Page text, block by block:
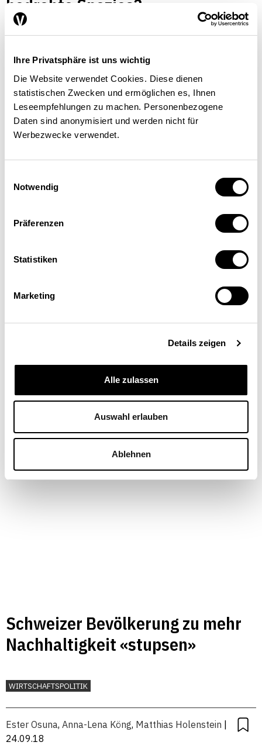
Ihre Privatsphäre ist uns wichtig
Die Website verwendet Cookies. Diese dienen
statistischen Zwecken und ermöglichen es, Ihnen
Leseempfehlungen zu machen. Personenbezogene
Daten sind anonymisiert und werden nicht für
Werbezwecke verwendet.
Notwendig
Präferenzen
Statistiken
Marketing
Details zeigen
Alle zulassen
Auswahl erlauben
Ablehnen
bedrohte Spezies?
Heinz D. Kurz | 24.09.18
Verhaltensökonomie stösst in der
Wirtschaftspolitik an Grenzen
WIRTSCHAFTSPOLITIK
Eric Scheidegger| 24.09.18
Schweizer Bevölkerung zu mehr
Nachhaltigkeit «stupsen»
WIRTSCHAFTSPOLITIK
Ester Osuna, Anna-Lena Köng, Matthias Holenstein |
24.09.18